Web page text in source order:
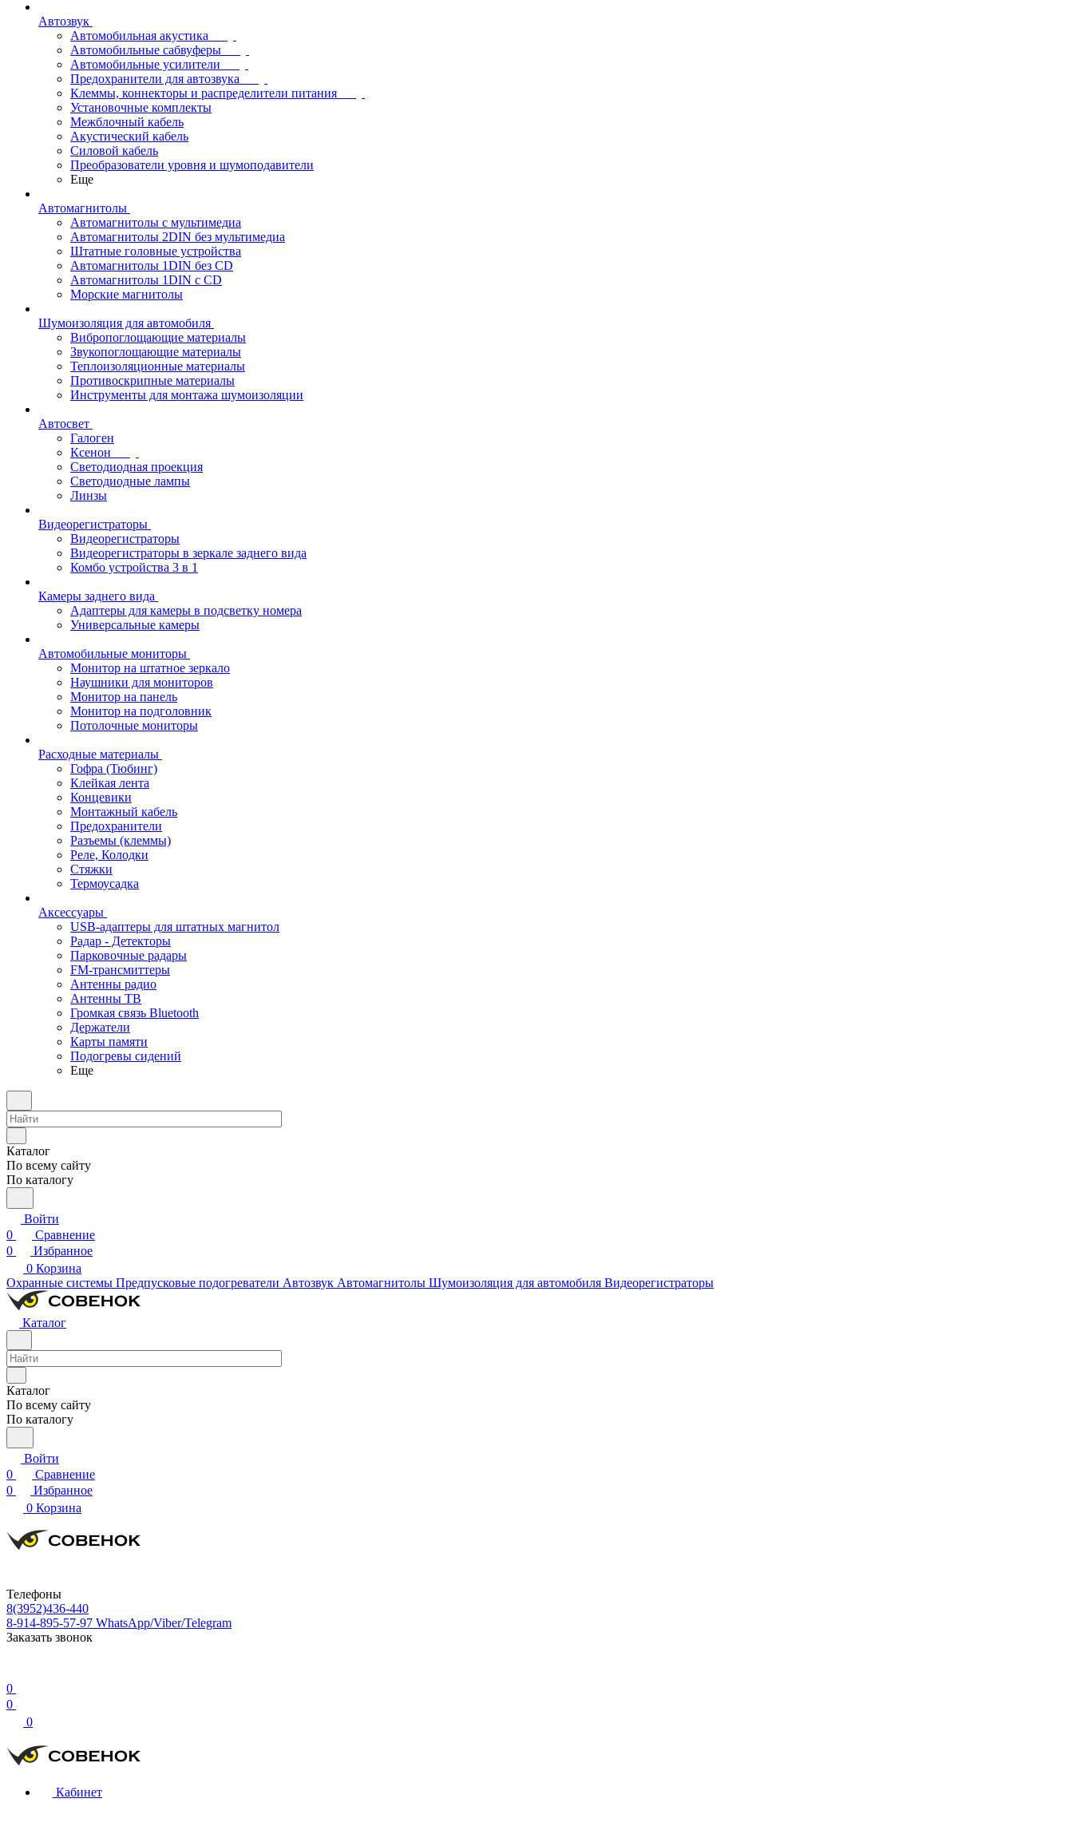
Автозвук
Автомобильная акустика
Автомобильные сабвуферы
Автомобильные усилители
Предохранители для автозвука
Клеммы, коннекторы и распределители питания
Установочные комплекты
Межблочный кабель
Акустический кабель
Силовой кабель
Преобразователи уровня и шумоподавители
Еще
Автомагнитолы
Автомагнитолы с мультимедиа
Автомагнитолы 2DIN без мультимедиа
Штатные головные устройства
Автомагнитолы 1DIN без CD
Автомагнитолы 1DIN с CD
Морские магнитолы
Шумоизоляция для автомобиля
Вибропоглощающие материалы
Звукопоглощающие материалы
Теплоизоляционные материалы
Противоскрипные материалы
Инструменты для монтажа шумоизоляции
Автосвет
Галоген
Ксенон
Светодиодная проекция
Светодиодные лампы
Линзы
Видеорегистраторы
Видеорегистраторы
Видеорегистраторы в зеркале заднего вида
Комбо устройства 3 в 1
Камеры заднего вида
Адаптеры для камеры в подсветку номера
Универсальные камеры
Автомобильные мониторы
Монитор на штатное зеркало
Наушники для мониторов
Монитор на панель
Монитор на подголовник
Потолочные мониторы
Расходные материалы
Гофра (Тюбинг)
Клейкая лента
Концевики
Монтажный кабель
Предохранители
Разъемы (клеммы)
Реле, Колодки
Стяжки
Термоусадка
Аксессуары
USB-адаптеры для штатных магнитол
Радар - Детекторы
Парковочные радары
FM-трансмиттеры
Антенны радио
Антенны ТВ
Громкая связь Bluetooth
Держатели
Карты памяти
Подогревы сидений
Еще
Каталог
По всему сайту
По каталогу
Войти
0
Сравнение
0
Избранное
0 Корзина
Охранные системы Предпусковые подогреватели Автозвук Автомагнитолы Шумоизоляция для автомобиля Видеорегистраторы
Каталог
Каталог
По всему сайту
По каталогу
Войти
0
Сравнение
0
Избранное
0 Корзина
Телефоны
8(3952)436-440
8-914-895-57-97 WhatsApp/Viber/Telegram
Заказать звонок
0
0
0
Кабинет